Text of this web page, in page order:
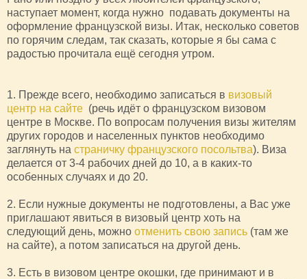
наступает момент, когда нужно подавать документы на
оформление французской визы. Итак, несколько советов
по горячим следам, так сказать, которые я бы сама с
радостью прочитала ещё сегодня утром.
1. Прежде всего, необходимо записаться в визовый
центр на сайте (речь идёт о французском визовом
центре в Москве. По вопросам получения визы жителям
других городов и населенных пунктов необходимо
заглянуть на страничку французского посольтва). Виза
делается от 3-4 рабочих дней до 10, а в каких-то
особенных случаях и до 20.
2. Если нужные документы не подготовлены, а Вас уже
приглашают явиться в визовый центр хоть на
следующий день, можно отменить свою запись (там же
на сайте), а потом записаться на другой день.
3. Есть в визовом центре окошки, где принимают и в